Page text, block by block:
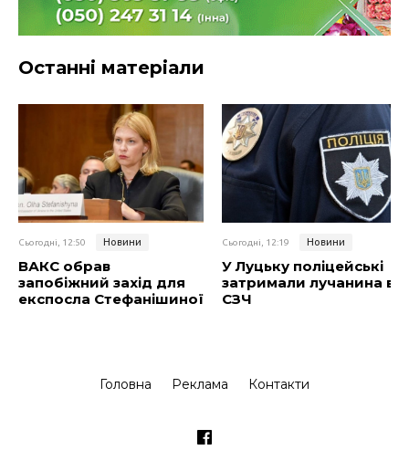
Останні матеріали
Сьогодні, 12:50 Новини
ВАКС обрав
запобіжний захід для
експосла Стефанішиної
Сьогодні, 12:19 Новини
У Луцьку поліцейські
затримали лучанина в
СЗЧ
Головна Реклама Контакти